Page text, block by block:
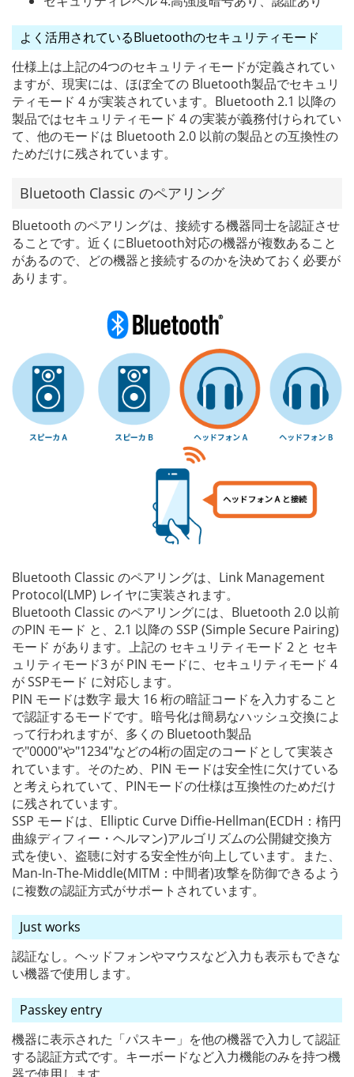
よく活用されているBluetoothのセキュリティモード
仕様上は上記の4つのセキュリティモードが定義されてい
ますが、現実には、ほぼ全ての Bluetooth製品でセキュリ
ティモード 4 が実装されています。Bluetooth 2.1 以降の
製品ではセキュリティモード 4 の実装が義務付けられてい
て、他のモードは Bluetooth 2.0 以前の製品との互換性の
ためだけに残されています。
Bluetooth Classic のペアリング
Bluetooth のペアリングは、接続する機器同士を認証させ
ることです。近くにBluetooth対応の機器が複数あること
があるので、どの機器と接続するのかを決めておく必要が
あります。
Bluetooth Classic のペアリングは、Link Management
Protocol(LMP) レイヤに実装されます。
Bluetooth Classic のペアリングには、Bluetooth 2.0 以前
のPIN モード と、2.1 以降の SSP (Simple Secure Pairing)
モード があります。上記の セキュリティモード 2 と セキ
ュリティモード3 が PIN モードに、セキュリティモード 4
が SSPモード に対応します。
PIN モードは数字 最大 16 桁の暗証コードを入力すること
で認証するモードです。暗号化は簡易なハッシュ交換によ
って行われますが、多くの Bluetooth製品
で"0000"や"1234"などの4桁の固定のコードとして実装さ
れています。そのため、PIN モードは安全性に欠けている
と考えられていて、PINモードの仕様は互換性のためだけ
に残されています。
SSP モードは、Elliptic Curve Diffie-Hellman(ECDH：楕円
曲線ディフィー・ヘルマン)アルゴリズムの公開鍵交換方
式を使い、盗聴に対する安全性が向上しています。また、
Man-In-The-Middle(MITM：中間者)攻撃を防御できるよう
に複数の認証方式がサポートされています。
Just works
認証なし。ヘッドフォンやマウスなど入力も表示もできな
い機器で使用します。
Passkey entry
機器に表示された「パスキー」を他の機器で入力して認証
する認証方式です。キーボードなど入力機能のみを持つ機